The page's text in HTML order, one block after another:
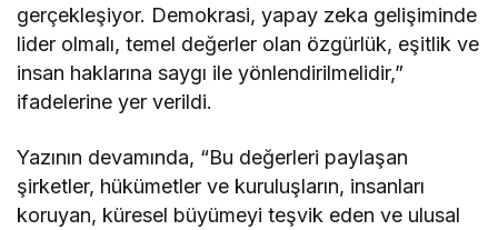
gerçekleşiyor. Demokrasi, yapay zeka gelişiminde
lider olmalı, temel değerler olan özgürlük, eşitlik ve
insan haklarına saygı ile yönlendirilmelidir,”
ifadelerine yer verildi.
Yazının devamında, “Bu değerleri paylaşan
şirketler, hükümetler ve kuruluşların, insanları
koruyan, küresel büyümeyi teşvik eden ve ulusal